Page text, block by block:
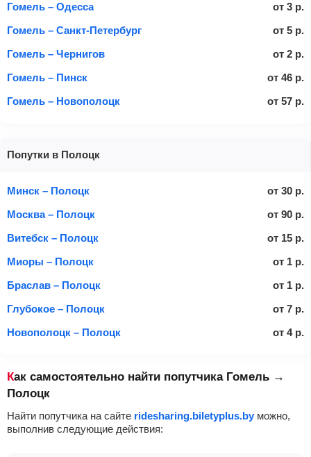
Гомель – Одесса
от 3 р.
Гомель – Санкт-Петербург
от 5 р.
Гомель – Чернигов
от 2 р.
Гомель – Пинск
от 46 р.
Гомель – Новополоцк
от 57 р.
Попутки в Полоцк
Минск – Полоцк от 30 р.
Москва – Полоцк
от 90 р.
Витебск – Полоцк
от 15 р.
Миоры – Полоцк
от 1 р.
Браслав – Полоцк
от 1 р.
Глубокое – Полоцк
от 7 р.
Новополоцк – Полоцк
от 4 р.
Как самостоятельно найти попутчика Гомель →
Полоцк
Найти попутчика на сайте ridesharing.biletyplus.by можно,
выполнив следующие действия: